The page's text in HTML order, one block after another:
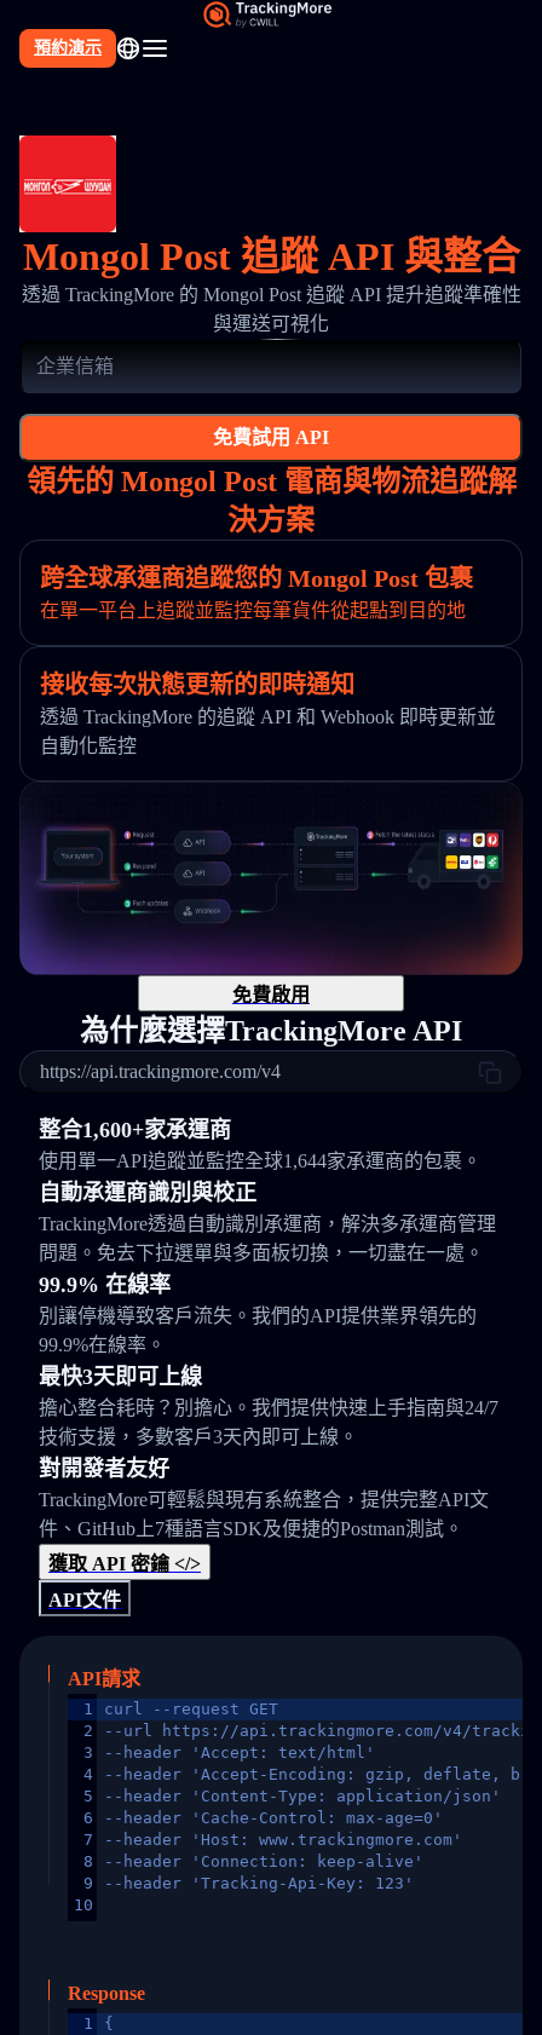
預約演示
Mongol Post 追蹤 API 與整合
透過 TrackingMore 的 Mongol Post 追蹤 API 提升追蹤準確性
與運送可視化
免費試用 API
領先的 Mongol Post 電商與物流追蹤解
決方案
跨全球承運商追蹤您的 Mongol Post 包裹
在單一平台上追蹤並監控每筆貨件從起點到目的地
接收每次狀態更新的即時通知
透過 TrackingMore 的追蹤 API 和 Webhook 即時更新並
自動化監控
免費啟用
為什麼選擇TrackingMore API
https://api.trackingmore.com/v4
整合1,600+家承運商
使用單一API追蹤並監控全球1,644家承運商的包裹。
自動承運商識別與校正
TrackingMore透過自動識別承運商，解決多承運商管理
問題。免去下拉選單與多面板切換，一切盡在一處。
99.9% 在線率
別讓停機導致客戶流失。我們的API提供業界領先的
99.9%在線率。
最快3天即可上線
擔心整合耗時？別擔心。我們提供快速上手指南與24/7
技術支援，多數客戶3天內即可上線。
對開發者友好
TrackingMore可輕鬆與現有系統整合，提供完整API文
件、GitHub上7種語言SDK及便捷的Postman測試。
獲取 API 密鑰 </>
API文件
API請求
1
2
3
4
5
6
7
8
9
10
curl --request GET
--url https://api.trackingmore.com/v4/trackings/
--header 'Accept: text/html'
--header 'Accept-Encoding: gzip, deflate,
--header 'Content-Type: application/json'
--header 'Cache-Control: max-age=0'
--header 'Host: www.trackingmore.com'
--header 'Connection: keep-alive'
--header 'Tracking-Api-Key: 123'
Response
1
{